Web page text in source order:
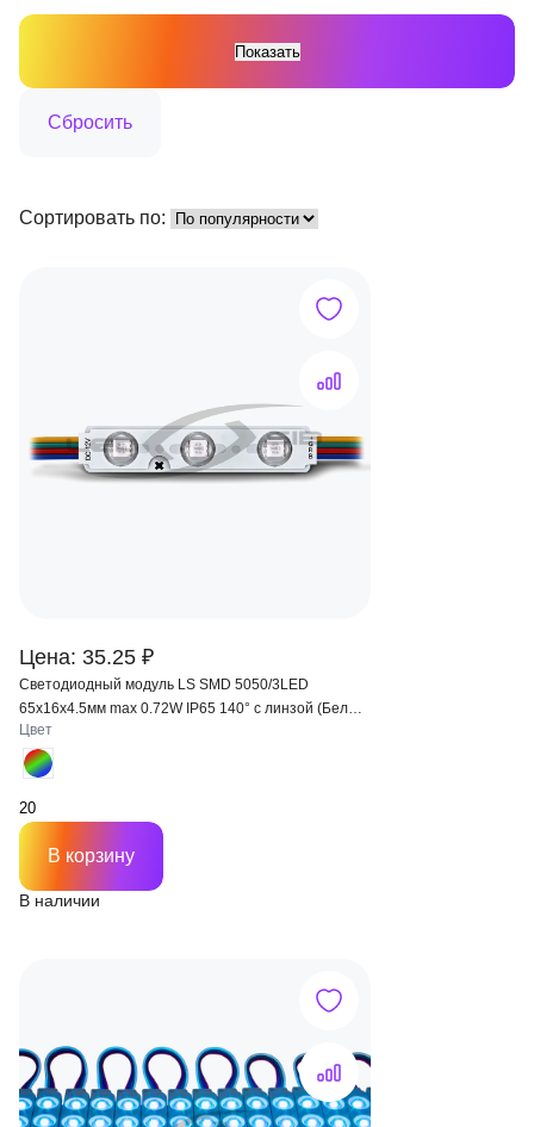
Сортировать по:
Цена: 35.25 ₽
Светодиодный модуль LS SMD 5050/3LED
65х16х4.5мм max 0.72W IP65 140° с линзой (Белый
корпус)
В наличии
Цвет
В корзину